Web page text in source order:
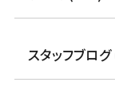
スタッフブロ